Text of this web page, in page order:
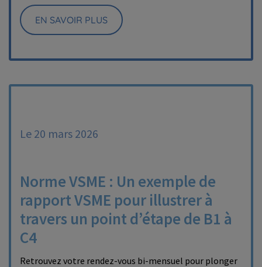
EN SAVOIR PLUS
Le 20 mars 2026
Norme VSME : Un exemple de
rapport VSME pour illustrer à
travers un point d’étape de B1 à
C4
Retrouvez votre rendez-vous bi-mensuel pour plonger